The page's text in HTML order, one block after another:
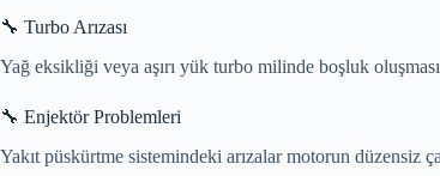
🔧 Turbo Arızası
Yağ eksikliği veya aşırı yük turbo milinde boşluk
🔧 Enjektör Problemleri
Yakıt püskürtme sistemindeki arızalar motorun düzensiz